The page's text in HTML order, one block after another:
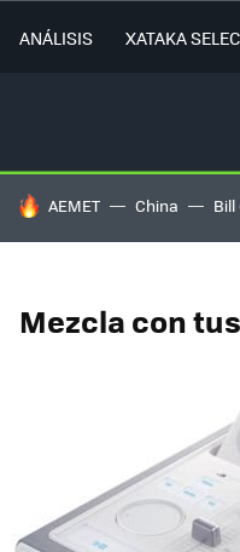
ANÁLISIS XATAKA
HOY SE HABLA DE
AEMET China
Mezcla con